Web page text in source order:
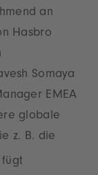
an
Hasbro
Somaya
EMEA
globale
z. B. die
fügt